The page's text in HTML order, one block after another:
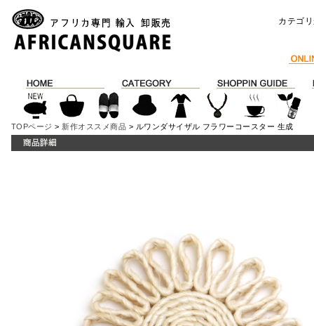
カテゴ
TOPページ > 新作オススメ商品 > ルワンダサイザル フラワーコースター 生成